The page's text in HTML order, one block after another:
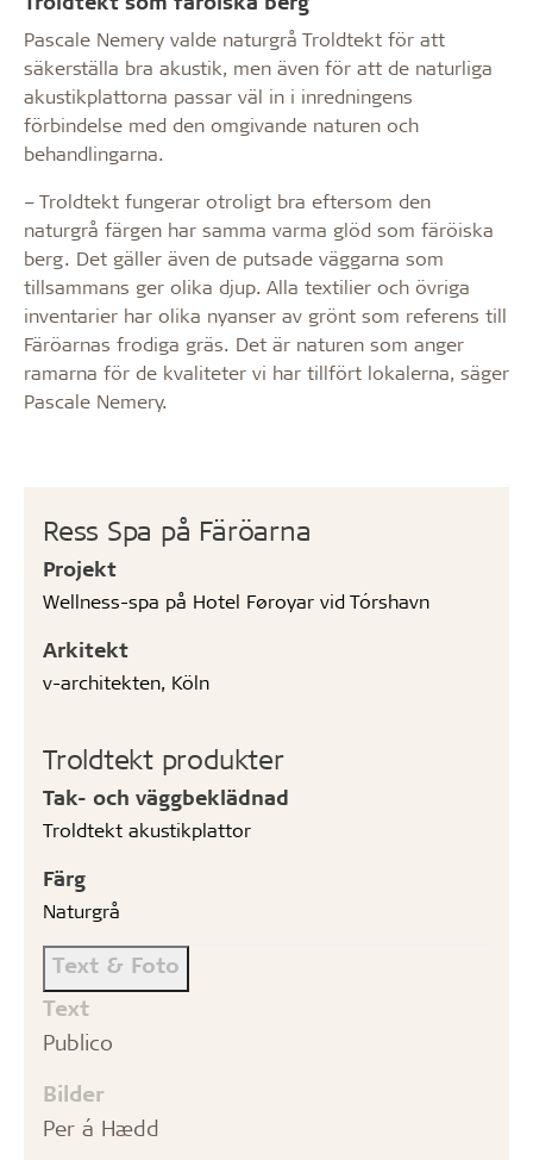
Ress Spa på Färöarna
Projekt
Wellness-spa på Hotel Føroyar vid Tórshavn
Arkitekt
v-architekten, Köln
Troldtekt produkter
Tak- och väggbeklädnad
Troldtekt akustikplattor
Färg
Naturgrå
Text & Foto
Text
Publico
Bilder
Per á Hædd
Pascale Nemery valde naturgrå Troldtekt för att
säkerställa bra akustik, men även för att de naturliga
akustikplattorna passar väl in i inredningens
förbindelse med den omgivande naturen och
behandlingarna.
– Troldtekt fungerar otroligt bra eftersom den
naturgrå färgen har samma varma glöd som färöiska
berg. Det gäller även de putsade väggarna som
tillsammans ger olika djup. Alla textilier och övriga
inventarier har olika nyanser av grönt som referens till
Färöarnas frodiga gräs. Det är naturen som anger
ramarna för de kvaliteter vi har tillfört lokalerna, säger
Pascale Nemery.